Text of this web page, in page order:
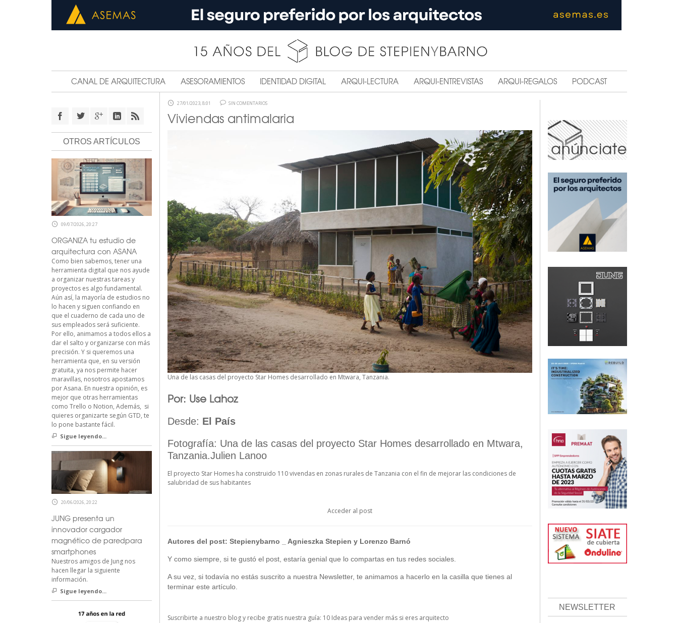
CANAL DE ARQUITECTURA ASESORAMIENTOS IDENTIDAD DIGITAL ARQUI-LECTURA ARQUI-ENTREVISTAS ARQUI-REGALOS PODCAST
27/01/2023, 8:01 SIN COMENTARIOS
Viviendas antimalaria
Una de las casas del proyecto Star Homes desarrollado en Mtwara, Tanzania.
Por: Use Lahoz
Desde: El País
Fotografía: Una de las casas del proyecto Star Homes desarrollado en Mtwara,
Tanzania.Julien Lanoo
El proyecto Star Homes ha construido 110 vivendas en zonas rurales de Tanzania con el fin de mejorar las condiciones de
salubridad de sus habitantes
Acceder al post
Autores del post: Stepienybarno _ Agnieszka Stepien y Lorenzo Barnó
Y como siempre, si te gustó el post, estaría genial que lo compartas en tus redes sociales.
A su vez, si todavía no estás suscrito a nuestra Newsletter, te animamos a hacerlo en la casilla que tienes al
terminar este artículo.
Suscribirte a nuestro blog y recibe gratis nuestra guía: 10 Ideas para vender más si eres arquitecto
NEWSLETTER
OTROS ARTÍCULOS
09/07/2026, 20:27
ORGANIZA tu estudio de
arquitectura con ASANA
Como bien sabemos, tener una
herramienta digital que nos ayude
a organizar nuestras tareas y
proyectos es algo fundamental.
Aún así, la mayoría de estudios no
lo hacen y siguen confiando en
que el cuaderno de cada uno de
sus empleados será suficiente.
Por ello, animamos a todos ellos a
dar el salto y organizarse con más
precisión. Y si queremos una
herramienta que, en su versión
gratuita, ya nos permite hacer
maravillas, nosotros apostamos
por Asana. En nuestra opinión, es
mejor que otras herramientas
como Trello o Notion, Además, si
quieres organizarte según GTD, te
lo pone bastante fácil.
Sigue leyendo...
20/06/2026, 20:22
JUNG presenta un
innovador cargador
magnético de paredpara
smartphones
Nuestros amigos de Jung nos
hacen llegar la siguiente
información.
Sigue leyendo...